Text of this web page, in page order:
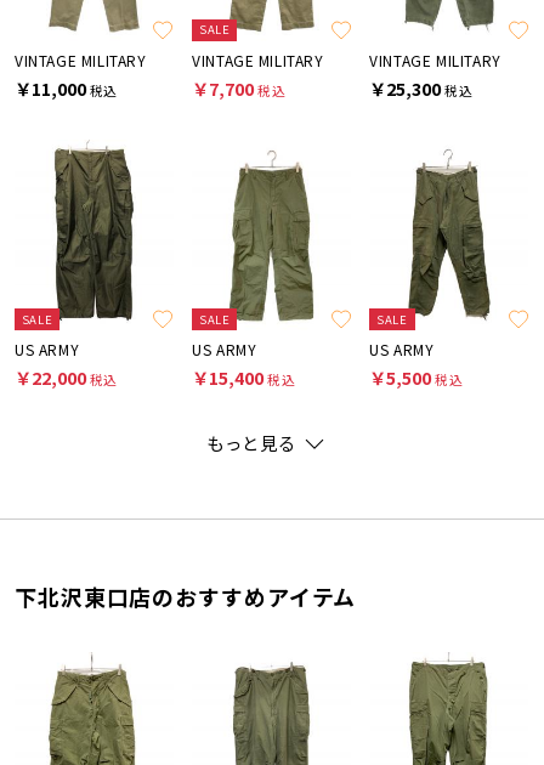
VINTAGE MILITARY
￥11,000税込
SALE
VINTAGE MILITARY
￥7,700税込
VINTAGE MILITARY
￥25,300税込
SALE
US ARMY
￥22,000税込
SALE
US ARMY
￥15,400税込
SALE
US ARMY
￥5,500税込
もっと見る
下北沢東口店のおすすめアイテム